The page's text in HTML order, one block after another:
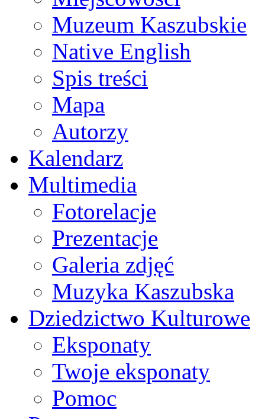
Muzeum Kaszubskie
Native English
Spis treści
Mapa
Autorzy
Kalendarz
Multimedia
Fotorelacje
Prezentacje
Galeria zdjęć
Muzyka Kaszubska
Dziedzictwo Kulturowe
Eksponaty
Twoje eksponaty
Pomoc